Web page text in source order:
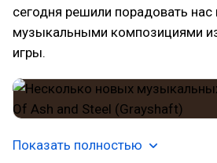
сегодня решили порадовать
музыкальными композициями
игры.
Показать полностью